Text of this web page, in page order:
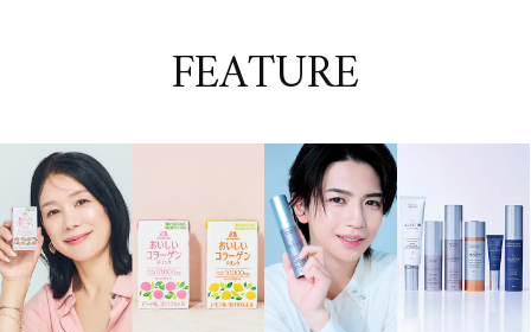
FEATURE